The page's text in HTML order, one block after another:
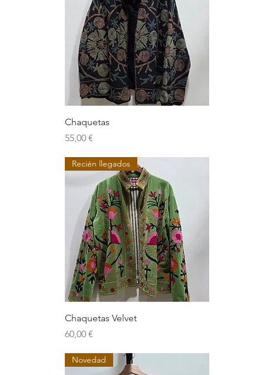
Chaquetas
Precio
55,00 €
Recién llegados
Chaquetas Velvet
Precio
60,00 €
Novedad